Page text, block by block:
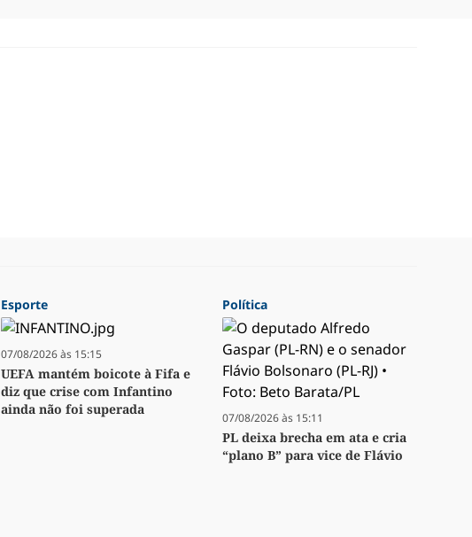
Esporte
07/08/2026 às 15:15
UEFA mantém boicote à Fifa e
diz que crise com Infantino
ainda não foi superada
Política
07/08/2026 às 15:11
PL deixa brecha em ata e cria
“plano B” para vice de Flávio